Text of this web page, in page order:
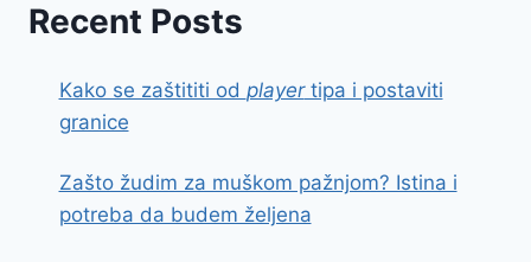
Recent Posts
Kako se zaštititi od playertipa i postaviti
granice
Zašto žudim za muškom pažnjom? Istina i
potreba da budem željena